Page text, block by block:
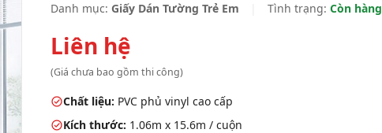
Danh mục: Giấy Dán Tường Trẻ Em Tình trạng: Còn hàng
Liên hệ
(Giá chưa bao gồm thi công)
Chất liệu: PVC phủ vinyl cao cấp
Kích thước: 1.06m x 15.6m / cuộn